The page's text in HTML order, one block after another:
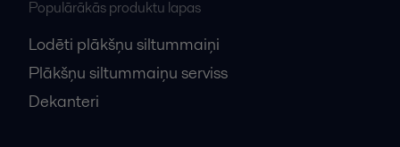
Populārākās produktu lapas
Lodēti plākšņu siltummaiņi
Plākšņu siltummaiņu serviss
Dekanteri